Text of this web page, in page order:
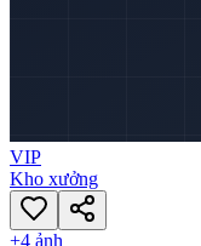
VIP
Kho xưởng
+4 ảnh